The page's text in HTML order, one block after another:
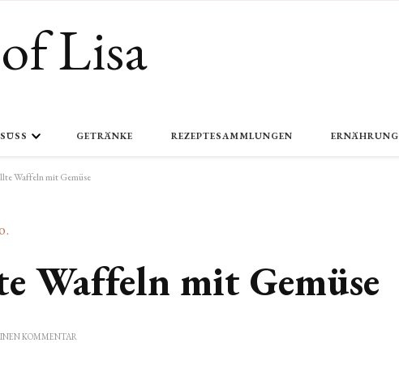
Lisa
SÜSS GETRÄNKE REZEPTESAMMLUNGEN ERNÄHRUNG
Waffeln mit Gemüse
Waffeln mit Gemüse
KOMMENTAR